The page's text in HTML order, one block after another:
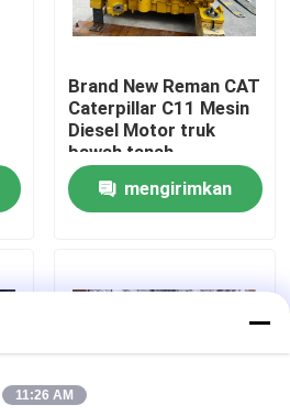
Brand New Reman CAT
Caterpillar C11 Mesin
Diesel Motor truk
bawah tanah
mengirimkan
11:26 AM